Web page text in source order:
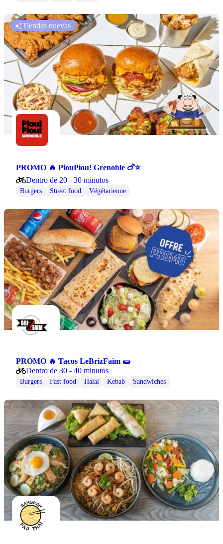
Tiendas nuevas
PROMO 🔥 PiouPiou! Grenoble 🍗⭐
Dentro de 20 - 30 minutos
Burgers Street food Végétarienne
PROMO 🔥 Tacos LeBrizFaim 🌯
Dentro de 30 - 40 minutos
Burgers Fast food Halal Kebab Sandwiches